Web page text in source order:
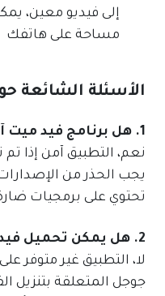
إلى فيديو معين،
مساحة على هاتفك
الأسئلة الشائعة
1. هل برنامج فيد ميت آمن للاستخدام؟
نعم، التطبيق آمن إذا
يجب الحذر من
تحتوي على برمجيات
2. هل يمكن تحميل فيد ميت من متجر جوجل بلاي؟
لا، التطبيق غير متوفر على
جوجل المتعلقة بتنزيل